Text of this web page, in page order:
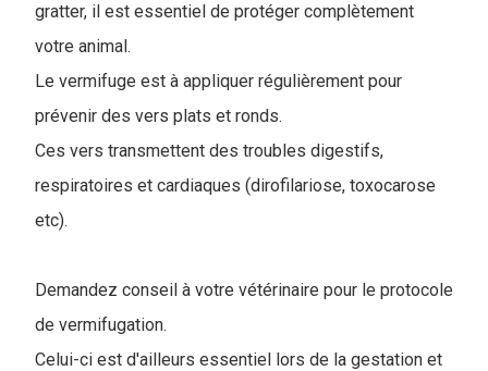
gratter, il est essentiel de protéger complètement
votre animal.
Le vermifuge est à appliquer régulièrement pour
prévenir des vers plats et ronds.
Ces vers transmettent des troubles digestifs,
respiratoires et cardiaques (dirofilariose, toxocarose
etc).
Demandez conseil à votre vétérinaire pour le protocole
de vermifugation.
Celui-ci est d'ailleurs essentiel lors de la gestation et